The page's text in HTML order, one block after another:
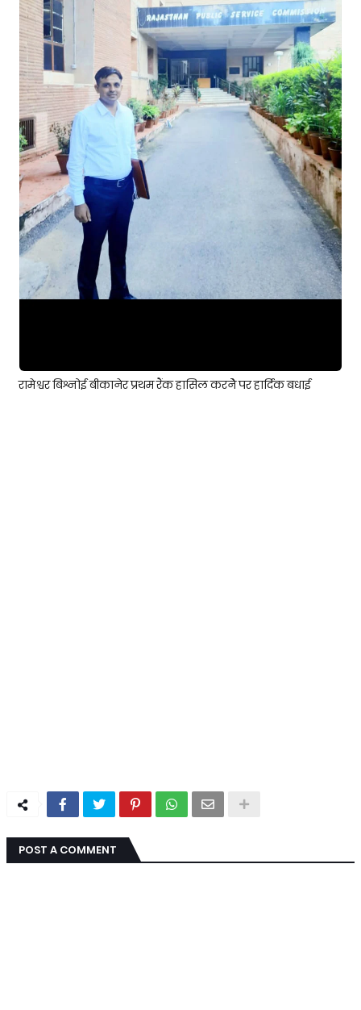
रामेश्वर बिश्नोई बीकानेर प्रथम रैंक हासिल करनेेेे पर हार्दिक बधाई
POST A COMMENT